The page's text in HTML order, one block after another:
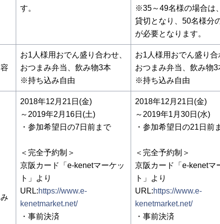
す。
※35～49名様の場合は
貸切となり、50名様分
が必要となります。
お1人様用おでん盛り合わせ、
おつまみ弁当、飲み物3本
※持ち込み自由
お1人様用おでん盛り合
おつまみ弁当、飲み物3
※持ち込み自由
2018年12月21日(金)
～2019年2月16日(土)
・参加希望日の7日前まで
＜完全予約制＞
京阪カード「e-kenetマーケッ
ト」より
URL:https://www.e-
kenetmarket.net/
・事前決済
2018年12月21日(金)
～2019年1月30日(水)
・参加希望日の21日前
＜完全予約制＞
京阪カード「e-kenetマ
ト」より
URL:https://www.e-
kenetmarket.net/
・事前決済